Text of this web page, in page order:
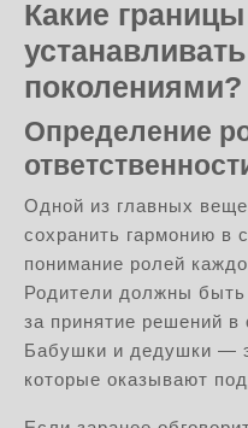
Какие
поколениями?
Определение
Одной из главных
сохранить гармонию в
понимание ролей
Родители должны
за принятие решений в
Бабушки и дедушки —
которые оказывают